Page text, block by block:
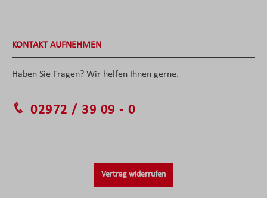
KONTAKT AUFNEHMEN
Haben Sie Fragen? Wir helfen Ihnen gerne.
02972 / 39 09 - 0
Vertrag widerrufen